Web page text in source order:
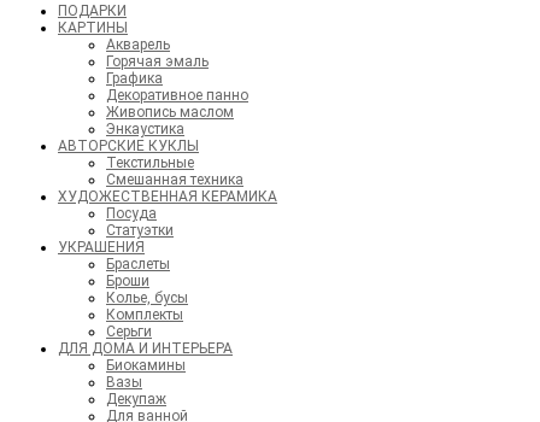
ПОДАРКИ
КАРТИНЫ
Акварель
Горячая эмаль
Графика
Декоративное панно
Живопись маслом
Энкаустика
АВТОРСКИЕ КУКЛЫ
Текстильные
Смешанная техника
ХУДОЖЕСТВЕННАЯ КЕРАМИКА
Посуда
Статуэтки
УКРАШЕНИЯ
Браслеты
Броши
Колье, бусы
Комплекты
Серьги
ДЛЯ ДОМА И ИНТЕРЬЕРА
Биокамины
Вазы
Декупаж
Для ванной